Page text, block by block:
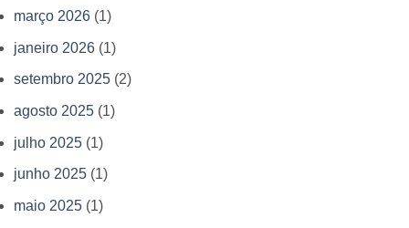
março 2026 (1)
janeiro 2026 (1)
setembro 2025 (2)
agosto 2025 (1)
julho 2025 (1)
junho 2025 (1)
maio 2025 (1)